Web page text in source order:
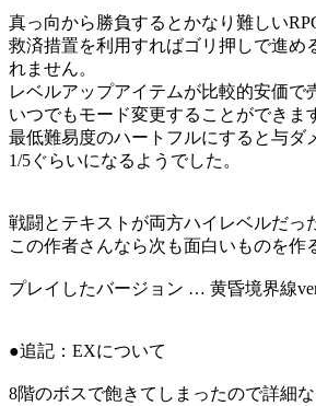
真っ向から勝負するとかなり難しい
救済措置を利用すればゴリ押しで進め
れません。
レベルアップアイテムが比較的安価で
いつでもモード変更することができま
最低難易度のハートフルにすると与ダ
1/5ぐらいになるようでした。
戦闘とテキストが両方ハイレベルだっ
この作者さんなら次も面白いものを作
プレイしたバージョン … 黄昏境界線
●追記：EXについて
8階のボスで飽きてしまったので詳細